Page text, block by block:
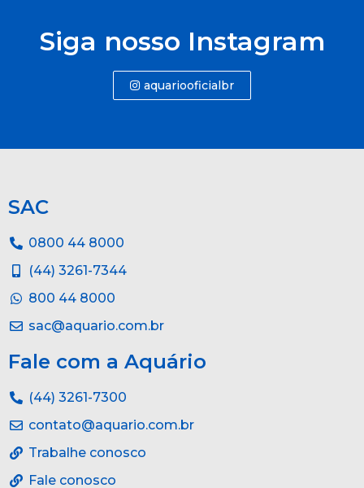
Siga nosso Instagram
aquariooficialbr
SAC
0800 44 8000
(44) 3261-7344
800 44 8000
sac@aquario.com.br
Fale com a Aquário
(44) 3261-7300
contato@aquario.com.br
Trabalhe conosco
Fale conosco